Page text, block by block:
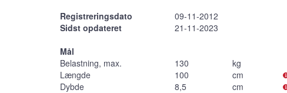
Registreringsdato
09-11-2012
Sidst opdateret
21-11-2023
Mål
Belastning, max.
130
kg
Længde
100
cm
Dybde
8,5
cm